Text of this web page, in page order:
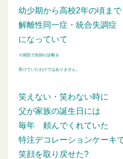
幼少期から高校2年の頃まで
解離性同一症・統合失調症
になっていて
※病院で医師の診断を
受けていたわけではありません。
笑えない・笑わない時に
父が家族の誕生日には
毎年 頼んでくれていた
特注デコレーションケーキ
笑顔を取り戻せた?